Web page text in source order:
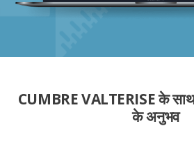
CUMBRE VALTERISE के साथ
के अनुभव